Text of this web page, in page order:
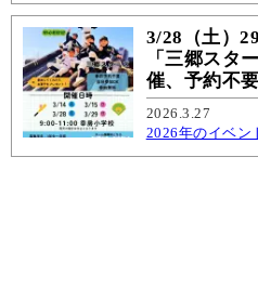
3/28（土）
「三郷スタ
催、予約不
2026.3.27
2026年のイベン